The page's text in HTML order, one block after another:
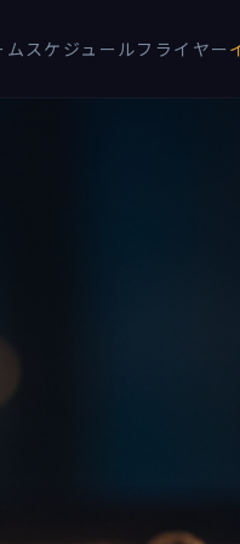
ムスケジュールフライヤー